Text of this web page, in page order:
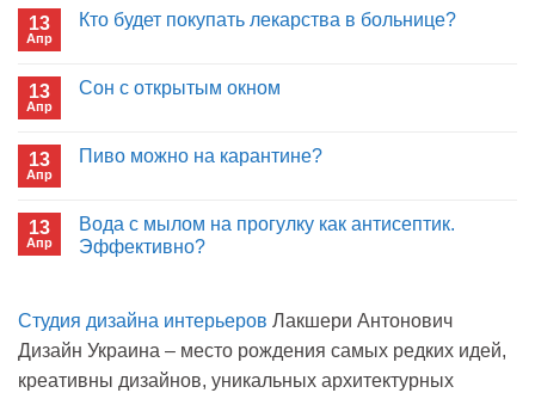
записи
Почему
13
Апр
Кто будет покупать лекарства в больнице?
записи
Кто
в
13
Апр
Сон с открытым окном
записи
Сон
13
Апр
Пиво можно на карантине?
записи
Пиво
можно
13
Апр
Вода с мылом на прогулку как антисептик.
Эффективно?
Вода
мылом
прогулку
Студия дизайна интерьеров Лакшери Антонович
Дизайн Украина – место рождения самых редких идей,
креативны дизайнов, уникальных архитектурных